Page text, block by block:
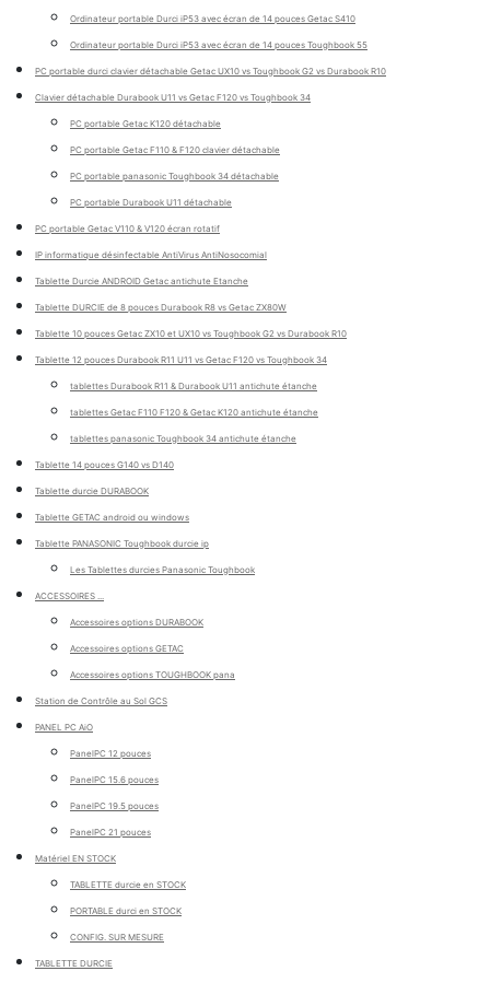
Ordinateur portable Durci iP53 avec écran de 14 pouces Getac S410
Ordinateur portable Durci iP53 avec écran de 14 pouces Toughbook 55
PC portable durci clavier détachable Getac UX10 vs Toughbook G2 vs Durabook R10
Clavier détachable Durabook U11 vs Getac F120 vs Toughbook 34
PC portable Getac K120 détachable
PC portable Getac F110 & F120 clavier détachable
PC portable panasonic Toughbook 34 détachable
PC portable Durabook U11 détachable
PC portable Getac V110 & V120 écran rotatif
IP informatique désinfectable AntiVirus AntiNosocomial
Tablette Durcie ANDROID Getac antichute Etanche
Tablette DURCIE de 8 pouces Durabook R8 vs Getac ZX80W
Tablette 10 pouces Getac ZX10 et UX10 vs Toughbook G2 vs Durabook R10
Tablette 12 pouces Durabook R11 U11 vs Getac F120 vs Toughbook 34
tablettes Durabook R11 & Durabook U11 antichute étanche
tablettes Getac F110 F120 & Getac K120 antichute étanche
tablettes panasonic Toughbook 34 antichute étanche
Tablette 14 pouces G140 vs D140
Tablette durcie DURABOOK
Tablette GETAC android ou windows
Tablette PANASONIC Toughbook durcie ip
Les Tablettes durcies Panasonic Toughbook
ACCESSOIRES ...
Accessoires options DURABOOK
Accessoires options GETAC
Accessoires options TOUGHBOOK pana
Station de Contrôle au Sol GCS
PANEL PC AiO
PanelPC 12 pouces
PanelPC 15.6 pouces
PanelPC 19.5 pouces
PanelPC 21 pouces
Matériel EN STOCK
TABLETTE durcie en STOCK
PORTABLE durci en STOCK
CONFIG. SUR MESURE
TABLETTE DURCIE